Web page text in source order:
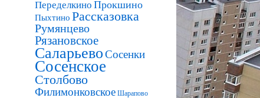
ПеределкиноПрокшино
Пыхтино Рассказовка
Румянцево
Рязановское
СаларьевоСосенки
Сосенское
Столбово
ФилимонковскоеШарапово